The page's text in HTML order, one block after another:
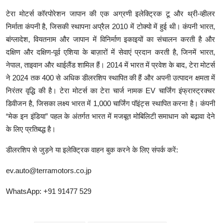
टेरा मोटर्स कॉरपोरेशन जापान की एक अग्रणी इलेक्ट्रिक टू और थ्री-व्हीलर
निर्माता कंपनी है, जिसकी स्थापना अप्रैल 2010 में टोक्यो में हुई थी। कंपनी भारत,
बांग्लादेश, वियतनाम और जापान में विनिर्माण इकाइयों का संचालन करती है और
दक्षिण और दक्षिण-पूर्व एशिया के बाज़ारों में सेवाएं प्रदान करती है, जिनमें भारत,
नेपाल, ताइवान और थाईलैंड शामिल हैं। 2014 में भारत में प्रवेश के बाद, टेरा मोटर्स
ने 2024 तक 400 से अधिक डीलरशिप स्थापित की हैं और अपनी उत्पादन क्षमता में
निरंतर वृद्धि की है। टेरा मोटर्स का टेरा चार्ज नामक EV चार्जिंग इंफ्रास्ट्रक्चर
डिवीजन है, जिसका लक्ष्य भारत में 1,000 चार्जिंग पॉइंट्स स्थापित करना है। कंपनी
“मेक इन इंडिया” पहल के अंतर्गत भारत में मजबूत मोबिलिटी समाधान को बढ़ावा देने
के लिए प्रतिबद्ध है।
डीलरशिप से जुड़ने या इलेक्ट्रिक वाहन बुक करने के लिए संपर्क करें:
ev.auto@terramotors.co.jp
WhatsApp: +91 91477 529